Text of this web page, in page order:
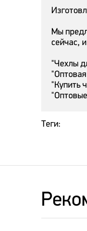
Мы
сейчас,
"Чехлы
"Купить
Теги: